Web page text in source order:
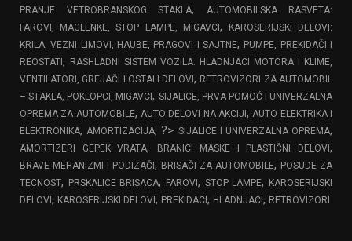
PRANJE VETROBRANSKOG STAKLA,
AUTOMOBILSKA RASVETA:
FAROVI, MAGLENKE, STOP LAMPE, MIGAVCI,
KAROSERIJSKI DELOVI:
KRILA, VEZNI LIMOVI, HAUBE, PRAGOVI I SAJTNE, PUMPE, PREKIDAČI I
REOSTATI, RASHLADNI SISTEM VOZILA: HLADNJACI MOTORA I KLIME,
VENTILATORI, GREJAČI I OSTALI DELOVI, RETROVIZORI ZA AUTOMOBIL
– STAKLA, POKLOPCI, MIGAVCI, SIJALICE, PRVA POMOĆ I UNIVERZALNA
OPREMA ZA AUTOMOBILE, AUTO DELOVI NA AKCIJI, AUTO ELEKTRIKA I
ELEKTRONIKA, AMORTIZACIJA, ?> SIJALICE I UNIVERZALNA OPREMA,
AMORTIZERI GEPEK VRATA, BRANICI MASKE I PLASTIČNI DELOVI,
BRAVE MEHANIZMI I PODIZAČI, BRISAČI ZA AUTOMOBILE, POSUDE ZA
TECNOST, PRSKALICE BRISACA, FAROVI, STOP LAMPE, KAROSERIJSKI
DELOVI, KAROSERIJSKI DELOVI, PREKIDACI, HLADNJACI, RETROVIZORI